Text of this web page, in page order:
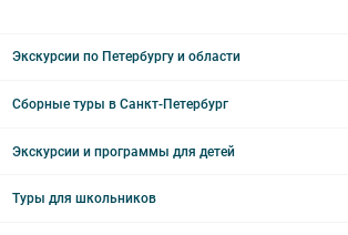
Экскурсии по Петербургу и области
Интерьерные
Сборные туры в Санкт-Петербург
Туры в Санкт-Петербург на 2 дня
Экскурсии и программы для детей
Туры для школьников